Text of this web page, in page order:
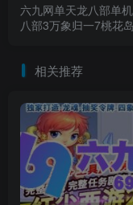
六九网单天龙八部单
八部3万象归一7桃花
相关推荐